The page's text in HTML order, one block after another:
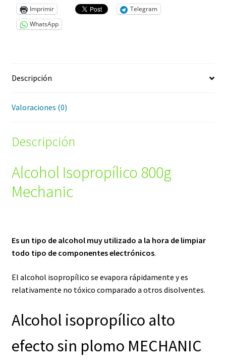
Imprimir
Telegram
WhatsApp
Descripción
Valoraciones (0)
Descripción
Alcohol Isopropílico 800g
Mechanic
Es un tipo de alcohol muy utilizado a la hora de limpiar
todo tipo de componentes electrónicos.
El alcohol isopropílico se evapora rápidamente y es
relativamente no tóxico comparado a otros disolventes.
Alcohol isopropílico alto
efecto sin plomo MECHANIC